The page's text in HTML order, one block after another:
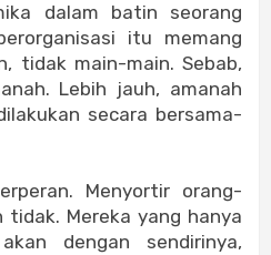
dalam batin seorang
itu memang
tidak main-main. Sebab,
Lebih jauh, amanah
secara bersama-
Menyortir orang-
tidak. Mereka yang hanya
dengan sendirinya,